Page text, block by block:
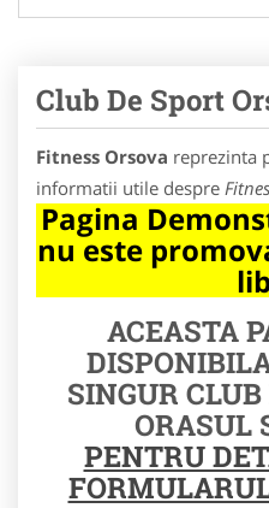
Club De Sport
Fitness Orsova reprezinta
informatii utile despre
Pagina
nu este
ACEASTA
SINGUR
ORASUL
PENTRU